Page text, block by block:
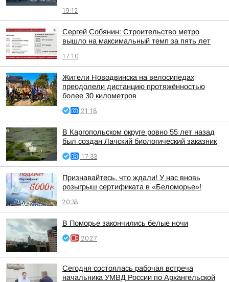
19:12
Сергей Собянин: Строительство метро
вышло на максимальный темп за пять лет
17:10
Жители Новодвинска на велосипедах
преодолели дистанцию протяжённостью
более 30 километров
21:18
В Каргопольском округе ровно 55 лет назад
был создан Лачский биологический заказник
17:33
Признавайтесь, что ждали! У нас вновь
розыгрыш сертификата в «Беломорье»!
20:38
В Поморье закончились белые ночи
20:27
Сегодня состоялась рабочая встреча
начальника УМВД России по Архангельской